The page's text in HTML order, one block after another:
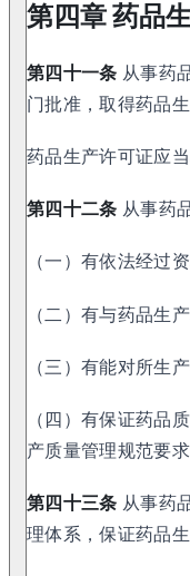
第四章 药品
第四十一条 从事药
门批准，取得药品
药品生产许可证应
第四十二条 从事药
（一）有依法经过
（二）有与药品生
（三）有能对所生
（四）有保证药品
产质量管理规范要求
第四十三条 从事药
理体系，保证药品